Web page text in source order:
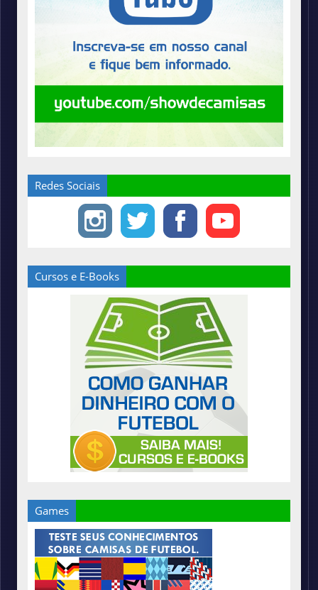
Redes Sociais
Cursos e E-Books
Games